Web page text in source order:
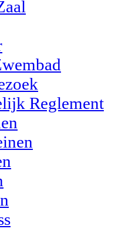
Reglement